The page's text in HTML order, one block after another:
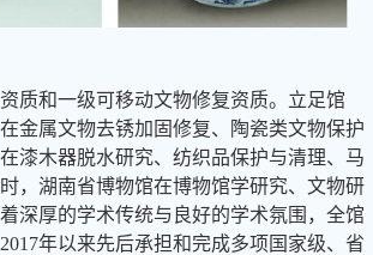
质和一级可移动文物修复资质。立足馆
金属文物去锈加固修复、陶瓷类文物保护
漆木器脱水研究、纺织品保护与清理、马
，湖南省博物馆在博物馆学研究、文物研
深厚的学术传统与良好的学术氛围，全馆
年以来先后承担和完成多项国家级、省